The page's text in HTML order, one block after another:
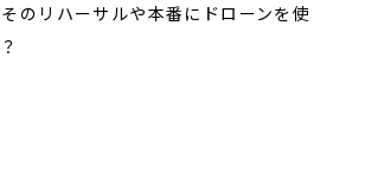
そのリハーサルや本番にドローンを使